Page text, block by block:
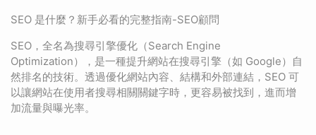
SEO 是什麼？新手必看的完整指南-SEO顧問
SEO，全名為搜尋引擎優化（Search Engine
Optimization），是一種提升網站在搜尋引擎（如 Google）自
然排名的技術。透過優化網站內容、結構和外部連結，SEO 可
以讓網站在使用者搜尋相關關鍵字時，更容易被找到，進而增
加流量與曝光率。